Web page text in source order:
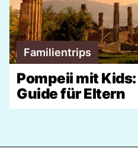
Familientrips
Pompeii mit
Guide für Eltern